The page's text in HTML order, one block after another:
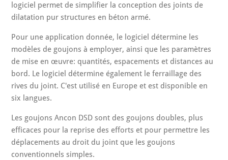
logiciel permet de simplifier la conception des joints de
dilatation pur structures en béton armé.
Pour une application donnée, le logiciel détermine les
modèles de goujons à employer, ainsi que les paramètres
de mise en œuvre: quantités, espacements et distances au
bord. Le logiciel détermine également le ferraillage des
rives du joint. C'est utilisé en Europe et est disponible en
six langues.
Les goujons Ancon DSD sont des goujons doubles, plus
efficaces pour la reprise des efforts et pour permettre les
déplacements au droit du joint que les goujons
conventionnels simples.